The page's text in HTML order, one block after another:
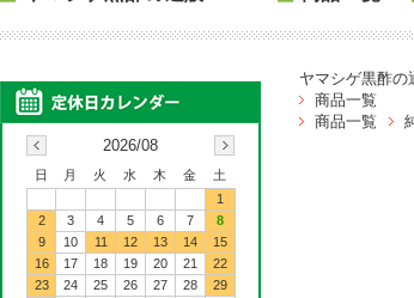
ヤマシゲ黒酢の
商品一覧
商品一覧
2026/08
日 月 火 水 木 金
土
1
2
3 4 5 6 7
8
9
10 11 12 13 14
15
16
17 18 19 20 21
22
23
24 25 26 27 28
29